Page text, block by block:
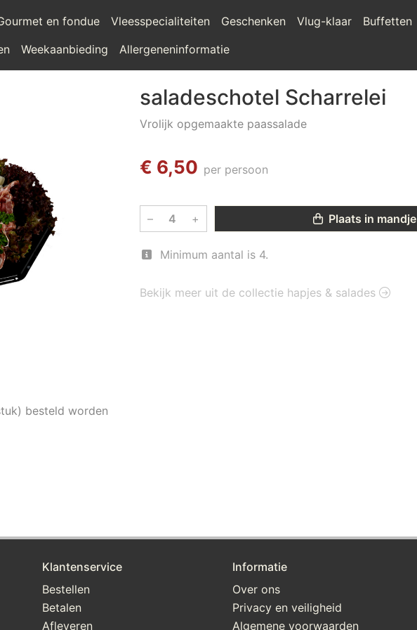
en fondue Vleesspecialiteiten Geschenken Vlug-klaar
Buffetten
Weekaanbieding Allergeneninformatie
besteld worden
saladeschotel Scharrelei
Vrolijk opgemaakte paassalade
€ 6,50 per persoon
– + Plaats in mandje
Minimum aantal is 4.
Bekijk meer uit de collectie hapjes & salades
Klantenservice
Bestellen
Betalen
Afleveren
Informatie
Over ons
Privacy en veiligheid
Algemene voorwaarden